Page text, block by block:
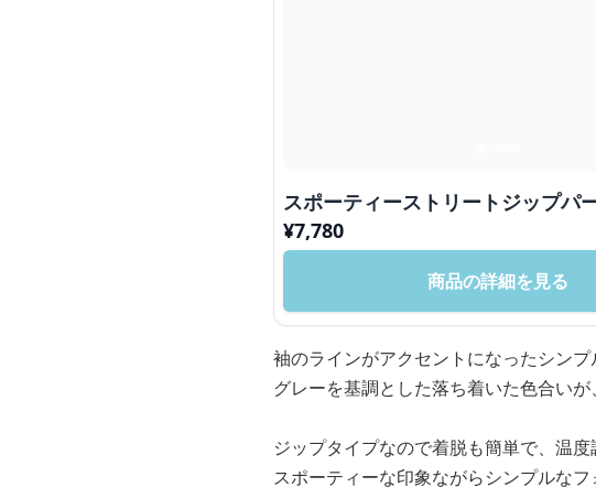
スポーティーストリートジップパ
¥7,780
商品の詳細を見る
袖のラインがアクセントになったシンプ
グレーを基調とした落ち着いた色合い
ジップタイプなので着脱も簡単で、温度
スポーティーな印象ながらシンプルな